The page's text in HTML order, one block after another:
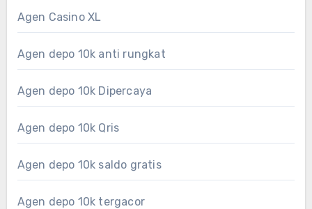
Agen Casino XL
Agen depo 10k anti rungkat
Agen depo 10k Dipercaya
Agen depo 10k Qris
Agen depo 10k saldo gratis
Agen depo 10k tergacor